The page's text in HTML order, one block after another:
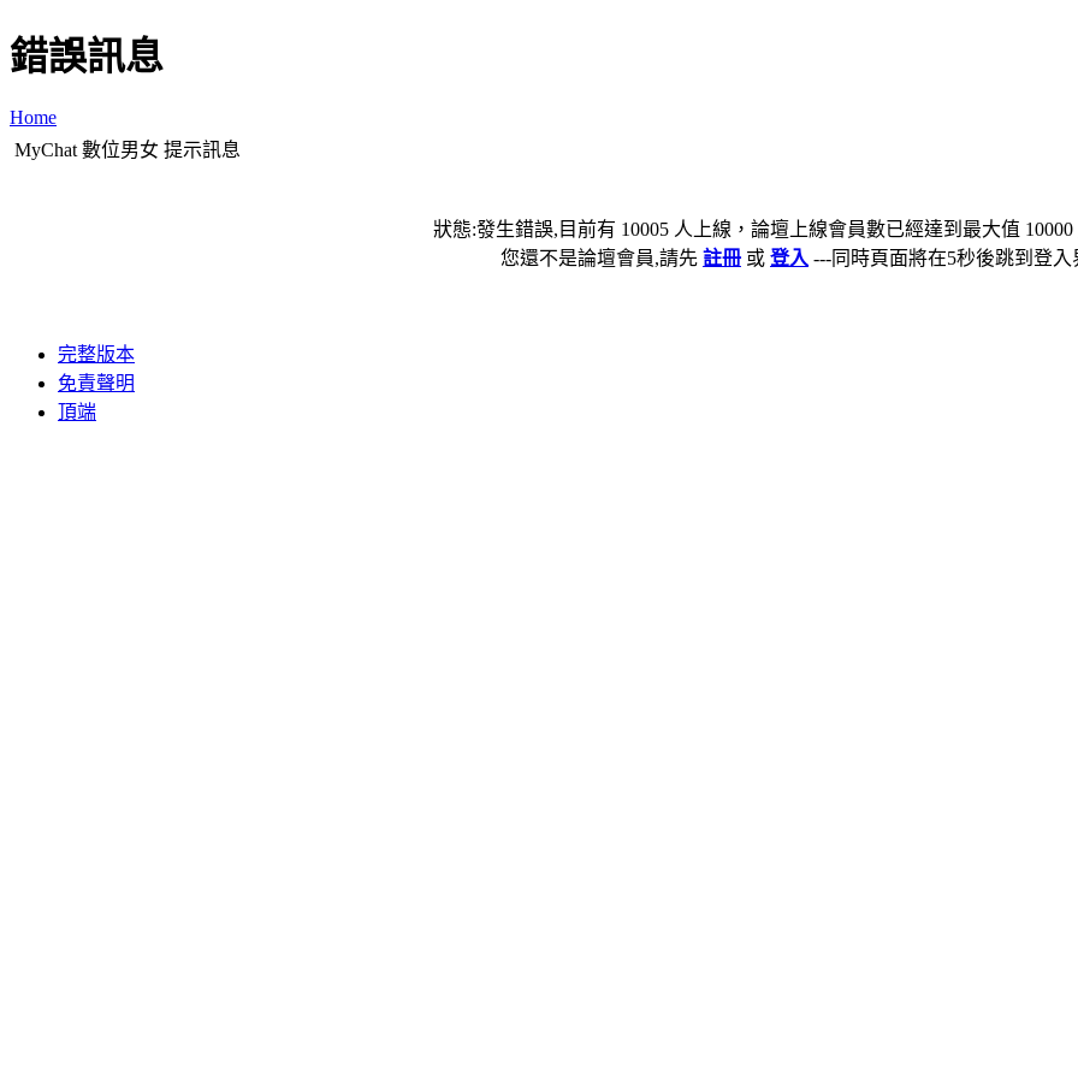
錯誤訊息
Home
MyChat 數位男女 提示訊息
狀態:發生錯誤,目前有 10005 人上線，論壇上線會員數已經達到最大值
您還不是論壇會員,請先 註冊 或 登入 ---同時頁面將在5秒後跳到登入
完整版本
免責聲明
頂端